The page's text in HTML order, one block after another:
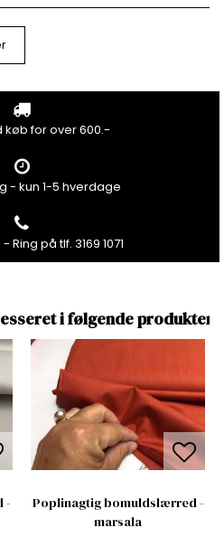
køb for over 600.-
- kun 1-5 hverdage
på tlf. 3169 1071
i følgende produkter
-
Poplinagtig bomuldslærred -
marsala